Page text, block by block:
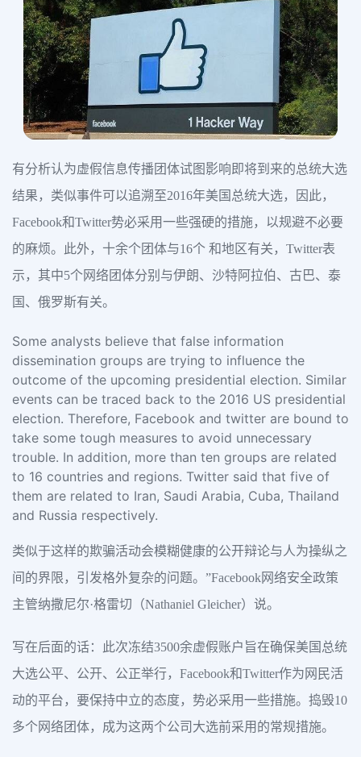
有分析认为虚假信息传播团体试图影响即将到来的总统大选
结果，类似事件可以追溯至2016年美国总统大选，因此，
Facebook和Twitter势必采用一些强硬的措施，以规避不必要
的麻烦。此外，十余个团体与16个 和地区有关，Twitter表
示，其中5个网络团体分别与伊朗、沙特阿拉伯、古巴、泰
国、俄罗斯有关。
Some analysts believe that false information
dissemination groups are trying to influence the
outcome of the upcoming presidential election. Similar
events can be traced back to the 2016 US presidential
election. Therefore, Facebook and twitter are bound to
take some tough measures to avoid unnecessary
trouble. In addition, more than ten groups are related
to 16 countries and regions. Twitter said that five of
them are related to Iran, Saudi Arabia, Cuba, Thailand
and Russia respectively.
类似于这样的欺骗活动会模糊健康的公开辩论与人为操纵之
间的界限，引发格外复杂的问题。”Facebook网络安全政策
主管纳撒尼尔·格雷切（Nathaniel Gleicher）说。
写在后面的话：此次冻结3500余虚假账户旨在确保美国总统
大选公平、公开、公正举行，Facebook和Twitter作为网民活
动的平台，要保持中立的态度，势必采用一些措施。捣毁10
多个网络团体，成为这两个公司大选前采用的常规措施。